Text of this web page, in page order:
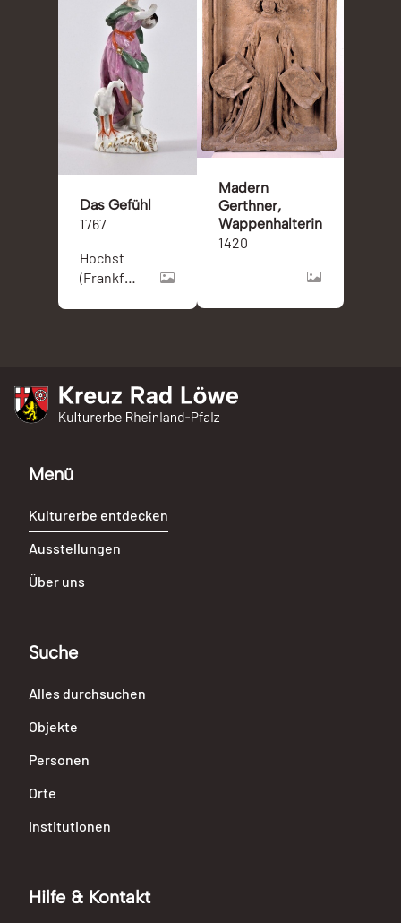
Das Gefühl
1767
Höchst
(Frankfurt
Madern
Gerthner,
Wappenhalterin
1420
Menü
Kulturerbe entdecken
Ausstellungen
Über uns
Suche
Alles durchsuchen
Objekte
Personen
Orte
Institutionen
Hilfe & Kontakt